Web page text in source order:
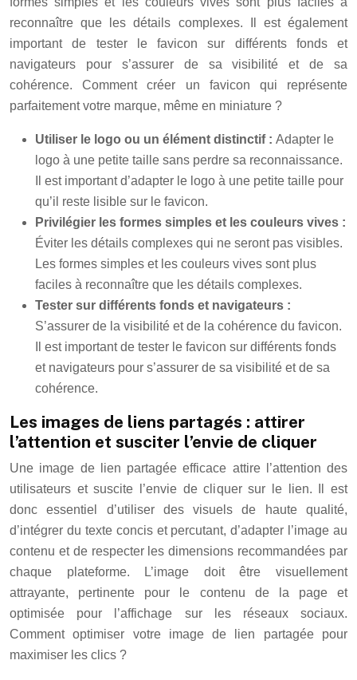
reconnaître que les détails complexes. Il est également
important de tester le favicon sur différents fonds et
navigateurs pour s’assurer de sa visibilité et de sa
cohérence. Comment créer un favicon qui représente
parfaitement votre marque, même en miniature ?
Utiliser le logo ou un élément distinctif : Adapter le
logo à une petite taille sans perdre sa reconnaissance.
Il est important d’adapter le logo à une petite taille pour
qu’il reste lisible sur le favicon.
Privilégier les formes simples et les couleurs vives :
Éviter les détails complexes qui ne seront pas visibles.
Les formes simples et les couleurs vives sont plus
faciles à reconnaître que les détails complexes.
Tester sur différents fonds et navigateurs :
S’assurer de la visibilité et de la cohérence du favicon.
Il est important de tester le favicon sur différents fonds
et navigateurs pour s’assurer de sa visibilité et de sa
cohérence.
Les images de liens partagés : attirer
l’attention et susciter l’envie de cliquer
Une image de lien partagée efficace attire l’attention des
utilisateurs et suscite l’envie de cliquer sur le lien. Il est
donc essentiel d’utiliser des visuels de haute qualité,
d’intégrer du texte concis et percutant, d’adapter l’image au
contenu et de respecter les dimensions recommandées par
chaque plateforme. L’image doit être visuellement
attrayante, pertinente pour le contenu de la page et
optimisée pour l’affichage sur les réseaux sociaux.
Comment optimiser votre image de lien partagée pour
maximiser les clics ?